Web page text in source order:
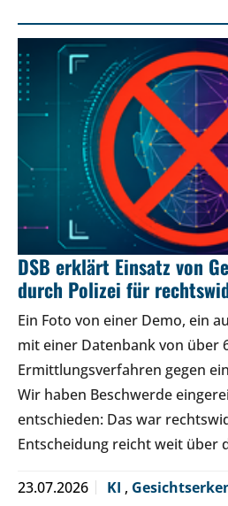
DSB erklärt Einsatz von
durch Polizei für
Ein Foto von einer Demo, ein
mit einer Datenbank von über
Ermittlungsverfahren gegen
Wir haben Beschwerde
entschieden: Das war
Entscheidung reicht weit über
23.07.2026 KI ,